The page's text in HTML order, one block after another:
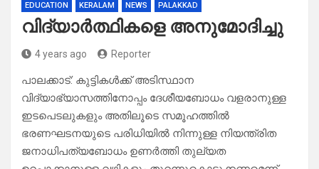
EDUCATION KERALAM NEWS PALAKKAD
വിദ്യാർത്ഥികളെ അനുമോദിച്ചു
4 years ago Reporter
പാലക്കാട്: കുട്ടികൾക്ക് അടിസ്ഥാന
വിദ്യാഭ്യാസത്തിനോപ്പം ദേശീയബോധം വളരാനുള്ള
ഇടപെടലുകളും അതിലൂടെ സമൂഹത്തിൽ
ഭരണഘടനയുടെ പരിധിയിൽ നിന്നുള്ള നിയന്ത്രിത
ജനാധിപത്യബോധം ഉണർത്തി തുല്യത